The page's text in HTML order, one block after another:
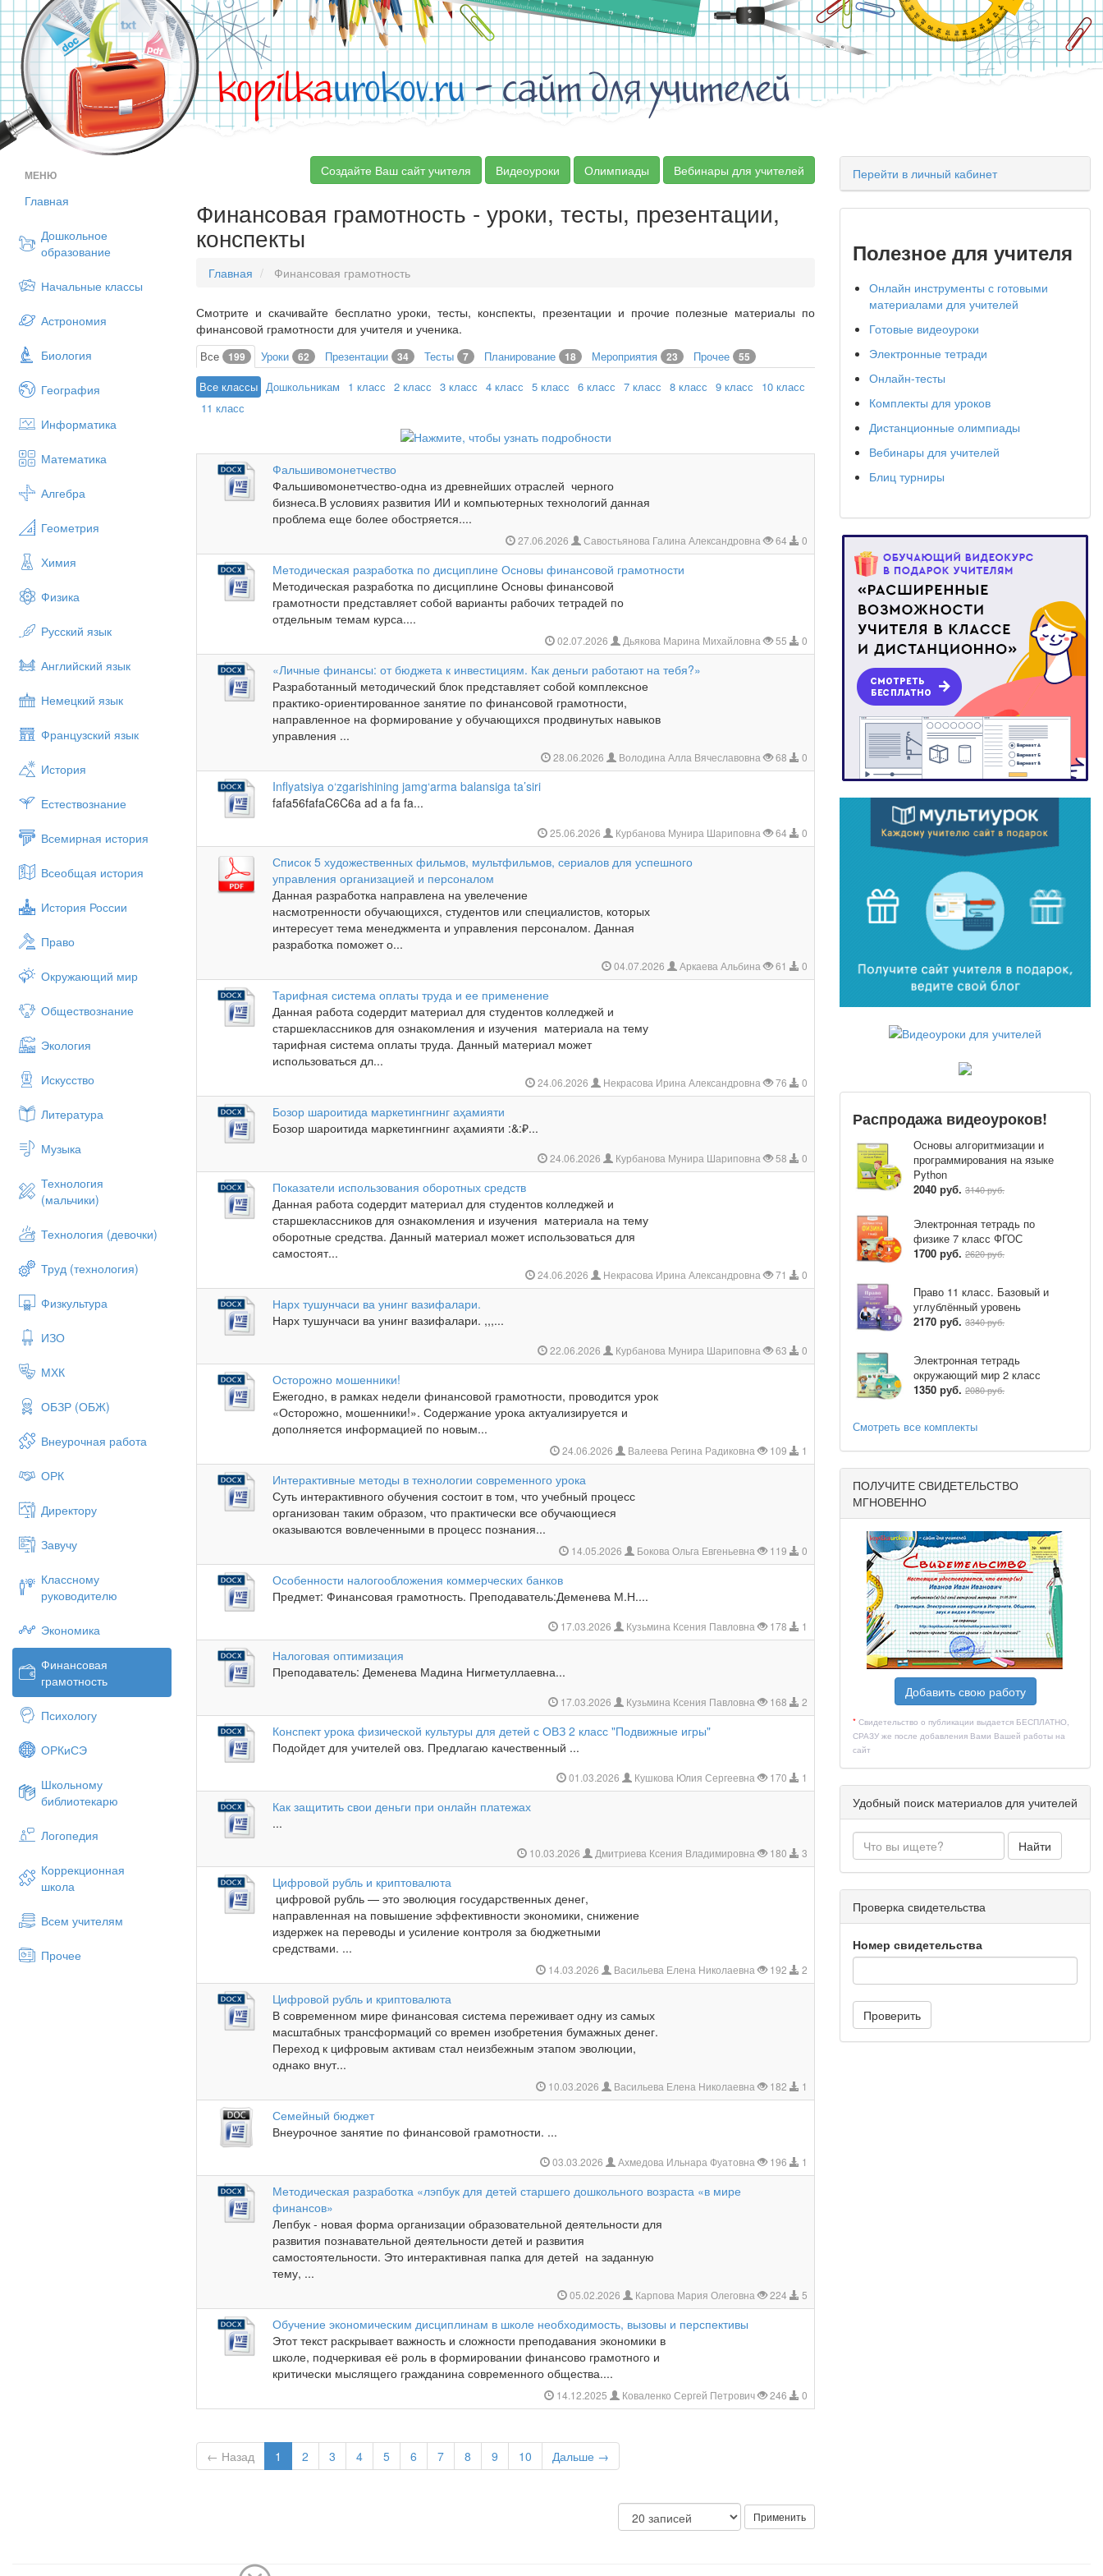
kopilkaurokov.ru- сайт для учителей
МЕНЮ
Главная
Дошкольное
образование
Начальные классы
Астрономия
Биология
География
Информатика
Математика
Алгебра
Геометрия
Химия
Физика
Русский язык
Английский язык
Немецкий язык
Французский язык
История
Естествознание
Всемирная история
Всеобщая история
История России
Право
Окружающий мир
Обществознание
Экология
Искусство
Литература
Музыка
Технология
(мальчики)
Технология (девочки)
Труд (технология)
Физкультура
ИЗО
МХК
ОБЗР (ОБЖ)
Внеурочная работа
ОРК
Директору
Завучу
Классному
руководителю
Экономика
Финансовая
грамотность
Психологу
ОРКиСЭ
Школьному
библиотекарю
Логопедия
Коррекционная
школа
Всем учителям
Прочее
Создайте Ваш сайт учителя Видеоуроки Олимпиады Вебинары для учителей
Финансовая грамотность - уроки, тесты, презентации,
конспекты
Главная Финансовая грамотность
Смотрите и скачивайте бесплатно уроки, тесты, конспекты, презентации и прочие полезные материалы по
финансовой грамотности для учителя и ученика.
Все 199 Уроки 62 Презентации 34 Тесты 7 Планирование 18 Мероприятия 23 Прочее 55
Все классы Дошкольникам 1 класс 2 класс 3 класс 4 класс 5 класс 6 класс 7 класс 8 класс 9 класс
10 класс
11 класс
Фальшивомонетчество
Фальшивомонетчество-одна из древнейших отраслей черного
бизнеса.В условиях развития ИИ и компьютерных технологий данная
проблема еще более обостряется....
27.06.2026 Савостьянова Галина Александровна 64 0
Методическая разработка по дисциплине Основы финансовой грамотности
Методическая разработка по дисциплине Основы финансовой
грамотности представляет собой варианты рабочих тетрадей по
отдельным темам курса....
02.07.2026 Дьякова Марина Михайловна 55 0
«Личные финансы: от бюджета к инвестициям. Как деньги работают на тебя?»
Разработанный методический блок представляет собой комплексное
практико-ориентированное занятие по финансовой грамотности,
направленное на формирование у обучающихся продвинутых навыков
управления ...
28.06.2026 Володина Алла Вячеславовна 68 0
Inflyatsiya o‘zgarishining jamg‘arma balansiga ta’siri
fafa56fafaC6C6a ad a fa fa...
25.06.2026 Курбанова Мунира Шариповна 64 0
Список 5 художественных фильмов, мультфильмов, сериалов для успешного
управления организацией и персоналом
Данная разработка направлена на увелечение
насмотренности обучающихся, студентов или специалистов, которых
интересует тема менеджмента и управления персоналом. Данная
разработка поможет о...
04.07.2026 Аркаева Альбина 61 0
Тарифная система оплаты труда и ее применение
Данная работа содердит материал для студентов колледжей и
старшеклассников для ознакомления и изучения материала на тему
тарифная система оплаты труда. Данный материал может
использоваться дл...
24.06.2026 Некрасова Ирина Александровна 76 0
Бозор шароитида маркетингнинг аҳамияти
Бозор шароитида маркетингнинг аҳамияти :&:₽...
24.06.2026 Курбанова Мунира Шариповна 58 0
Показатели использования оборотных средств
Данная работа содердит материал для студентов колледжей и
старшеклассников для ознакомления и изучения материала на тему
оборотные средства. Данный материал может использоваться для
самостоят...
24.06.2026 Некрасова Ирина Александровна 71 0
Нарх тушунчаси ва унинг вазифалари.
Нарх тушунчаси ва унинг вазифалари. ,,,...
22.06.2026 Курбанова Мунира Шариповна 63 0
Осторожно мошенники!
Ежегодно, в рамках недели финансовой грамотности, проводится урок
«Осторожно, мошенники!». Содержание урока актуализируется и
дополняется информацией по новым...
24.06.2026 Валеева Регина Радиковна 109 1
Интерактивные методы в технологии современного урока
Суть интерактивного обучения состоит в том, что учебный процесс
организован таким образом, что практически все обучающиеся
оказываются вовлеченными в процесс познания...
14.05.2026 Бокова Ольга Евгеньевна 119 0
Особенности налогообложения коммерческих банков
Предмет: Финансовая грамотность. Преподаватель:Деменева М.Н....
17.03.2026 Кузьмина Ксения Павловна 178 1
Налоговая оптимизация
Преподаватель: Деменева Мадина Нигметуллаевна...
17.03.2026 Кузьмина Ксения Павловна 168 2
Конспект урока физической культуры для детей с ОВЗ 2 класс "Подвижные игры"
Подойдет для учителей овз. Предлагаю качественный ...
01.03.2026 Кушкова Юлия Сергеевна 170 1
Как защитить свои деньги при онлайн платежах
...
10.03.2026 Дмитриева Ксения Владимировна 180 3
Цифровой рубль и криптовалюта
цифровой рубль — это эволюция государственных денег,
направленная на повышение эффективности экономики, снижение
издержек на переводы и усиление контроля за бюджетными
средствами. ...
14.03.2026 Васильева Елена Николаевна 192 2
Цифровой рубль и криптовалюта
В современном мире финансовая система переживает одну из самых
масштабных трансформаций со времен изобретения бумажных денег.
Переход к цифровым активам стал неизбежным этапом эволюции,
однако внут...
10.03.2026 Васильева Елена Николаевна 182 1
Семейный бюджет
Внеурочное занятие по финансовой грамотности. ...
03.03.2026 Ахмедова Ильнара Фуатовна 196 1
Методическая разработка «лэпбук для детей старшего дошкольного возраста «в мире
финансов»
Лепбук - новая форма организации образовательной деятельности для
развития познавательной деятельности детей и развития
самостоятельности. Это интерактивная папка для детей на заданную
тему, ...
05.02.2026 Карпова Мария Олеговна 224 5
Обучение экономическим дисциплинам в школе необходимость, вызовы и перспективы
Этот текст раскрывает важность и сложности преподавания экономики в
школе, подчеркивая её роль в формировании финансово грамотного и
критически мыслящего гражданина современного общества....
14.12.2025 Коваленко Сергей Петрович 246 0
← Назад 1 2 3 4 5 6 7 8 9 10 Дальше →
Применить
Перейти в личный кабинет
Полезное для учителя
Онлайн инструменты с готовыми
материалами для учителей
Готовые видеоуроки
Электронные тетради
Онлайн-тесты
Комплекты для уроков
Дистанционные олимпиады
Вебинары для учителей
Блиц турниры
Распродажа видеоуроков!
Основы алгоритмизации и
программирования на языке
Python
2040 руб. 3140 руб.
Электронная тетрадь по
физике 7 класс ФГОС
1700 руб. 2620 руб.
Право 11 класс. Базовый и
углублённый уровень
2170 руб. 3340 руб.
Электронная тетрадь
окружающий мир 2 класс
1350 руб. 2080 руб.
Смотреть все комплекты
ПОЛУЧИТЕ СВИДЕТЕЛЬСТВО
МГНОВЕННО
Добавить свою работу
* Свидетельство о публикации выдается БЕСПЛАТНО,
СРАЗУ же после добавления Вами Вашей работы на
сайт
Удобный поиск материалов для учителей
Найти
Проверка свидетельства
Номер свидетельства
Проверить